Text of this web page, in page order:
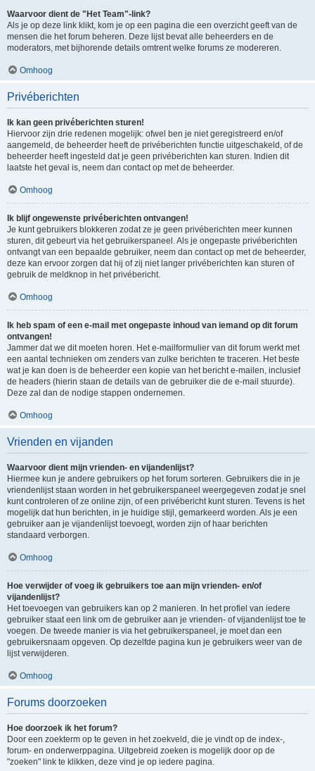
Waarvoor dient de "Het Team"-link?
Als je op deze link klikt, kom je op een pagina die een overzicht geeft van de
mensen die het forum beheren. Deze lijst bevat alle beheerders en de
moderators, met bijhorende details omtrent welke forums ze modereren.
Omhoog
Privéberichten
Ik kan geen privéberichten sturen!
Hiervoor zijn drie redenen mogelijk: ofwel ben je niet geregistreerd en/of
aangemeld, de beheerder heeft de privéberichten functie uitgeschakeld, of de
beheerder heeft ingesteld dat je geen privéberichten kan sturen. Indien dit
laatste het geval is, neem dan contact op met de beheerder.
Omhoog
Ik blijf ongewenste privéberichten ontvangen!
Je kunt gebruikers blokkeren zodat ze je geen privéberichten meer kunnen
sturen, dit gebeurt via het gebruikerspaneel. Als je ongepaste privéberichten
ontvangt van een bepaalde gebruiker, neem dan contact op met de beheerder,
deze kan ervoor zorgen dat hij of zij niet langer privéberichten kan sturen of
gebruik de meldknop in het privébericht.
Omhoog
Ik heb spam of een e-mail met ongepaste inhoud van iemand op dit forum
ontvangen!
Jammer dat we dit moeten horen. Het e-mailformulier van dit forum werkt met
een aantal technieken om zenders van zulke berichten te traceren. Het beste
wat je kan doen is de beheerder een kopie van het bericht e-mailen, inclusief
de headers (hierin staan de details van de gebruiker die de e-mail stuurde).
Deze zal dan de nodige stappen ondernemen.
Omhoog
Vrienden en vijanden
Waarvoor dient mijn vrienden- en vijandenlijst?
Hiermee kun je andere gebruikers op het forum sorteren. Gebruikers die in je
vriendenlijst staan worden in het gebruikerspaneel weergegeven zodat je snel
kunt controleren of ze online zijn, of een privébericht kunt sturen. Tevens is het
mogelijk dat hun berichten, in je huidige stijl, gemarkeerd worden. Als je een
gebruiker aan je vijandenlijst toevoegt, worden zijn of haar berichten
standaard verborgen.
Omhoog
Hoe verwijder of voeg ik gebruikers toe aan mijn vrienden- en/of
vijandenlijst?
Het toevoegen van gebruikers kan op 2 manieren. In het profiel van iedere
gebruiker staat een link om de gebruiker aan je vrienden- of vijandenlijst toe te
voegen. De tweede manier is via het gebruikerspaneel, je moet dan een
gebruikersnaam opgeven. Op dezelfde pagina kun je gebruikers weer van de
lijst verwijderen.
Omhoog
Forums doorzoeken
Hoe doorzoek ik het forum?
Door een zoekterm op te geven in het zoekveld, die je vindt op de index-,
forum- en onderwerppagina. Uitgebreid zoeken is mogelijk door op de
"zoeken" link te klikken, deze vind je op iedere pagina.